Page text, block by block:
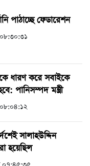
পাঠাচ্ছে ফেডারেশন
ধারণ করে সবাইকে
পানিসম্পদ মন্ত্রী
সালাহউদ্দিন
হয়েছিল